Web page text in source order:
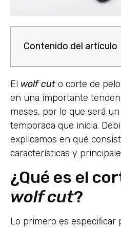
Contenido del artículo
El wolf cut o corte de pelo
en una importante
meses, por lo que será
temporada que inicia.
explicamos en qué
características y
¿Qué es el
wolf cut?
Lo primero es especificar